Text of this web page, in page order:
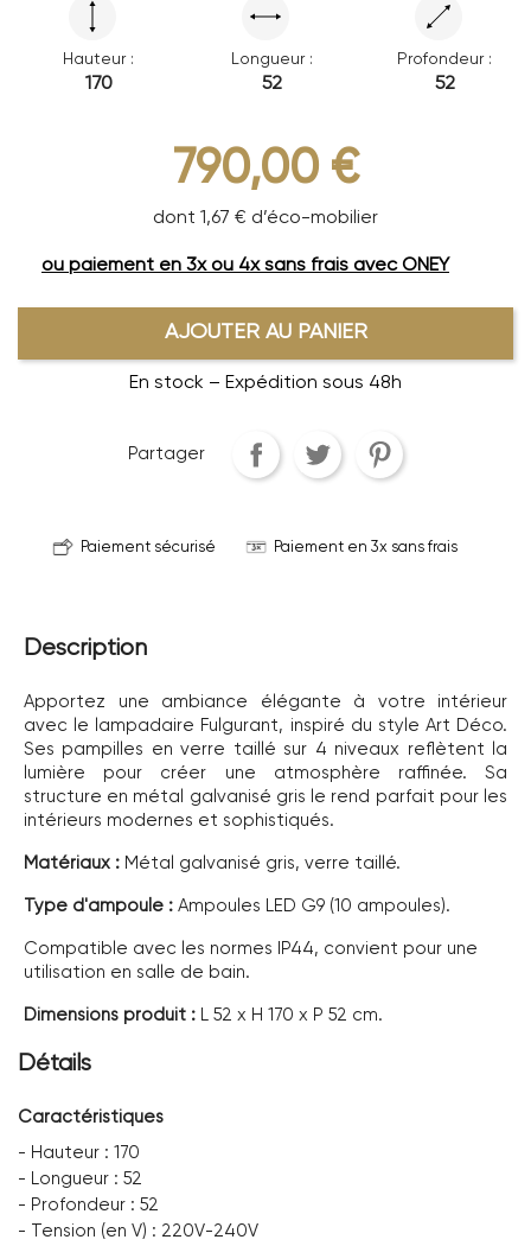
Hauteur :
170
Longueur :
52
Profondeur :
52
790,00 €
dont 1,67 € d’éco-mobilier
ou paiement en 3x ou 4x sans frais avec ONEY
AJOUTER AU PANIER
En stock – Expédition sous 48h
Partager
Paiement sécurisé Paiement en 3x sans frais
Description
Apportez une ambiance élégante à votre intérieur
avec le lampadaire Fulgurant, inspiré du style Art Déco.
Ses pampilles en verre taillé sur 4 niveaux reflètent la
lumière pour créer une atmosphère raffinée. Sa
structure en métal galvanisé gris le rend parfait pour les
intérieurs modernes et sophistiqués.
Matériaux : Métal galvanisé gris, verre taillé.
Type d'ampoule : Ampoules LED G9 (10 ampoules).
Compatible avec les normes IP44, convient pour une
utilisation en salle de bain.
Dimensions produit : L 52 x H 170 x P 52 cm.
Détails
Caractéristiques
- Hauteur : 170
- Longueur : 52
- Profondeur : 52
- Tension (en V) : 220V-240V